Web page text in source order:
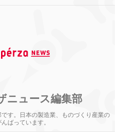
ニュース編集部
す。日本の製造業、ものづくり産業の
ばっています。